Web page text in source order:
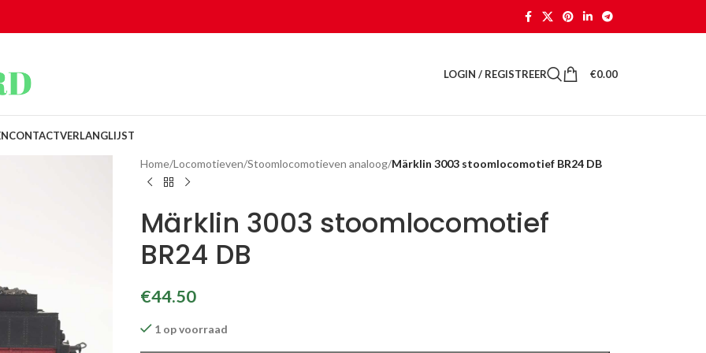
LOGIN / REGISTREER €0.00
CONTACTVERLANGLIJST
Home/Locomotieven/Stoomlocomotieven analoog/Märklin 3003 stoomlocomotief BR24 DB
Märklin 3003 stoomlocomotief
BR24 DB
€44.50
1 op voorraad